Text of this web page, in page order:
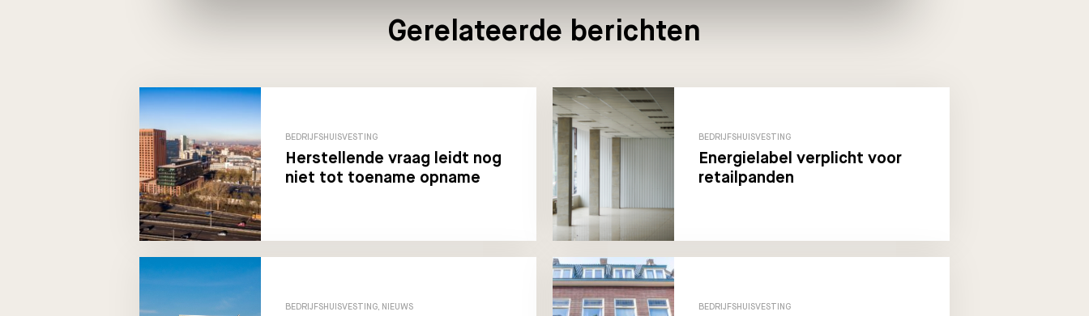
Gerelateerde berichten
BEDRIJFSHUISVESTING
Herstellende vraag leidt nog
niet tot toename opname
BEDRIJFSHUISVESTING
Energielabel verplicht voor
retailpanden
BEDRIJFSHUISVESTING, NIEUWS BEDRIJFSHUISVESTING